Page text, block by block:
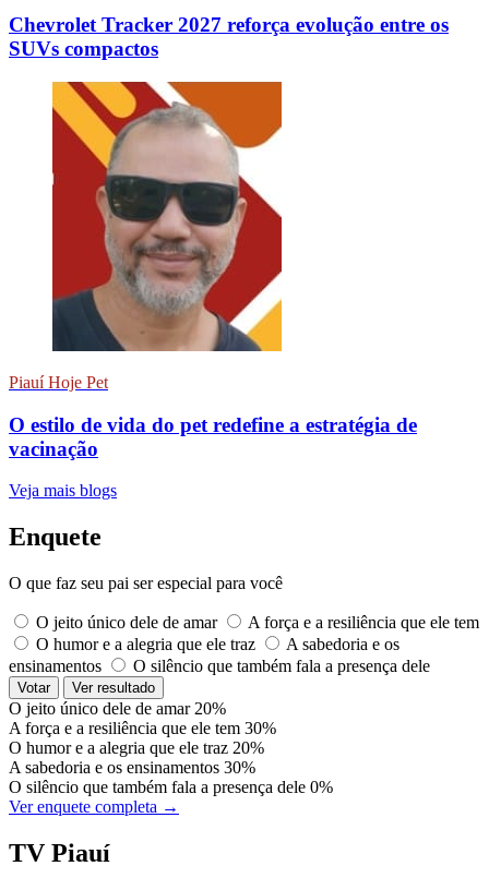
Chevrolet Tracker 2027 reforça evolução entre os
SUVs compactos
Piauí Hoje Pet
O estilo de vida do pet redefine a estratégia de
vacinação
Veja mais blogs
Enquete
O que faz seu pai ser especial para você
O jeito único dele de amar
A força e a resiliência que ele tem
O humor e a alegria que ele traz
A sabedoria e os
ensinamentos
O silêncio que também fala a presença dele
Votar Ver resultado
O jeito único dele de amar 20%
A força e a resiliência que ele tem 30%
O humor e a alegria que ele traz 20%
A sabedoria e os ensinamentos 30%
O silêncio que também fala a presença dele 0%
Ver enquete completa →
TV Piauí